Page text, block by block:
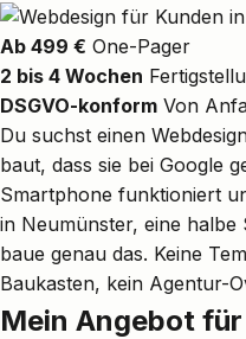
Ab 499 € One-Pager
2 bis 4 Wochen
DSGVO-konform Von
Du suchst einen
baut, dass sie bei Google
Smartphone funktioniert
in Neumünster, eine
baue genau das. Keine
Baukasten, kein Agentur-
Mein Angebot